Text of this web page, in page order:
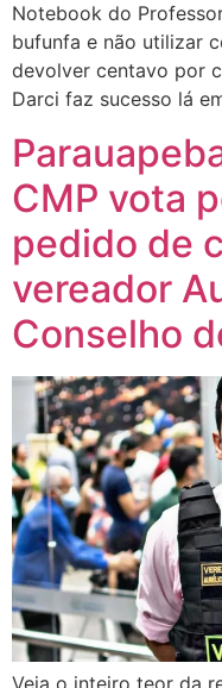
Notebook do
bufunfa e não utilizar
devolver centavo por
Darci faz sucesso lá
CMP vota
pedido de
vereador
Conselho